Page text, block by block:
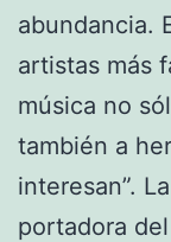
abundancia.
artistas más
música no
también a
interesan”.
portadora